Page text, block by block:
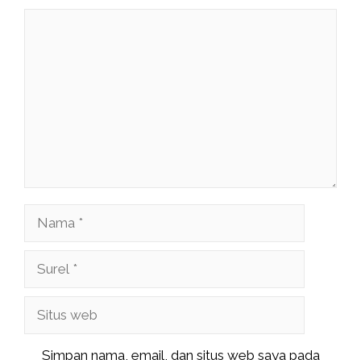
Nama
Surel
Situs
Simpan nama, email, dan situs web saya pada